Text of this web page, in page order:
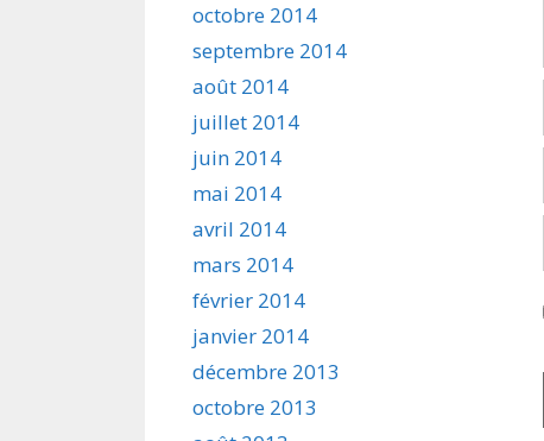
octobre 2014
septembre 2014
août 2014
juillet 2014
juin 2014
mai 2014
avril 2014
mars 2014
février 2014
janvier 2014
décembre 2013
octobre 2013